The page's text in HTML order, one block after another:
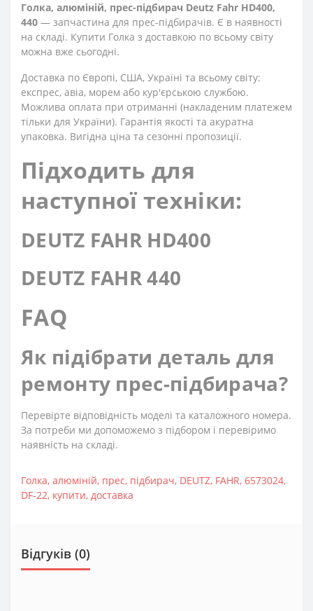
Голка, алюміній, прес-підбирач Deutz Fahr HD400,
440 — запчастина для прес-підбирачів. Є в наявності
на складі. Купити Голка з доставкою по всьому світу
можна вже сьогодні.
Доставка по Європі, США, Україні та всьому світу:
експрес, авіа, морем або кур'єрською службою.
Можлива оплата при отриманні (накладеним платежем
тільки для України). Гарантія якості та акуратна
упаковка. Вигідна ціна та сезонні пропозиції.
Підходить для
наступної техніки:
DEUTZ FAHR HD400
DEUTZ FAHR 440
FAQ
Як підібрати деталь для
ремонту прес-підбирача?
Перевірте відповідність моделі та каталожного номера.
За потреби ми допоможемо з підбором і перевіримо
наявність на складі.
Голка, алюміній, прес, підбирач, DEUTZ, FAHR, 6573024,
DF-22, купити, доставка
Відгуків (0)